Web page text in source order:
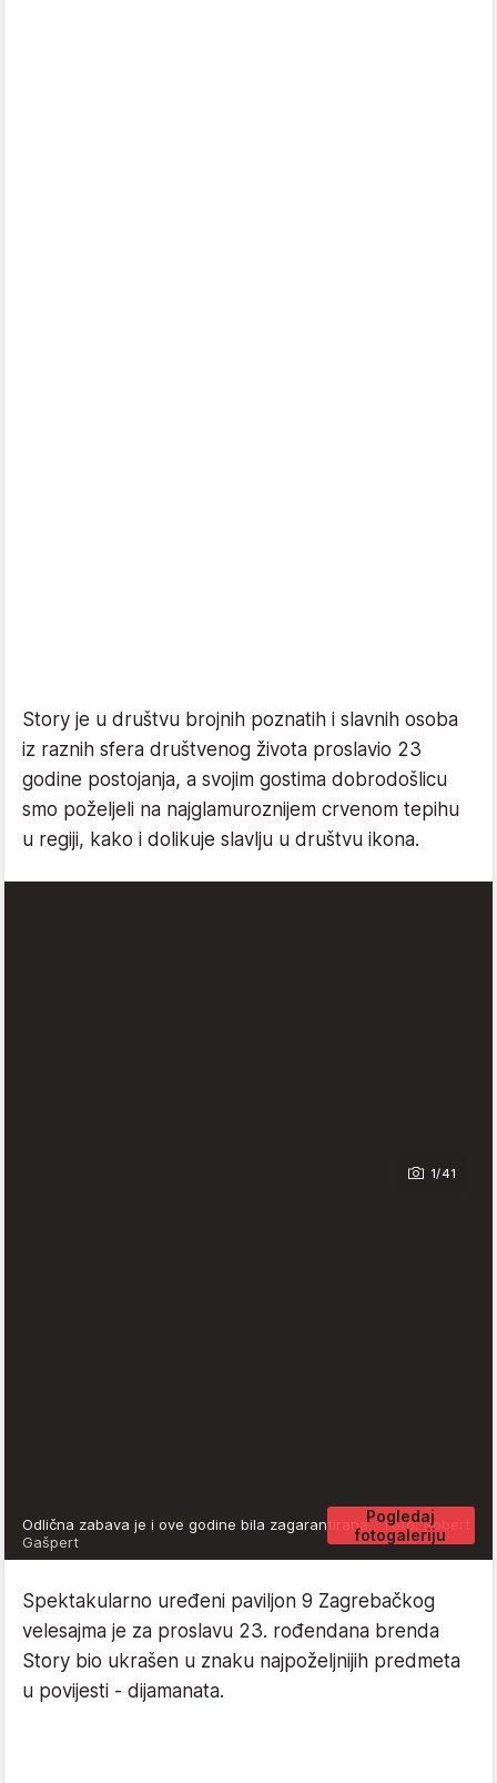
Story je u društvu brojnih poznatih i slavnih osoba
iz raznih sfera društvenog života proslavio 23
godine postojanja, a svojim gostima dobrodošlicu
smo poželjeli na najglamuroznijem crvenom tepihu
u regiji, kako i dolikuje slavlju u društvu ikona.
1/41
Pogledaj
fotogaleriju
Odlična zabava je i ove godine bila zagarantirana.Foto: Robert
Gašpert
Spektakularno uređeni paviljon 9 Zagrebačkog
velesajma je za proslavu 23. rođendana brenda
Story bio ukrašen u znaku najpoželjnijih predmeta
u povijesti - dijamanata.